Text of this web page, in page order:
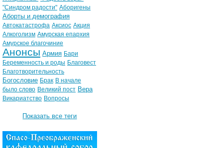
"Синдром радости" Аборигены
Аборты и демография
Автокатастрофа Аксиос Акция
Алкоголизм Амурская епархия
Амурское благочиние
Анонсы Армия Бари
Беременность и роды Благовест
Благотворительность
Богословие Брак В начале
было слово Великий пост Вера
Викариатство Вопросы
Показать все теги